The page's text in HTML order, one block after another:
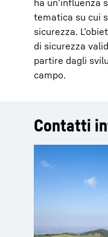
ha un’influenza
tematica su cui
sicurezza.
di sicurezza
partire dagli
campo.
Contatti